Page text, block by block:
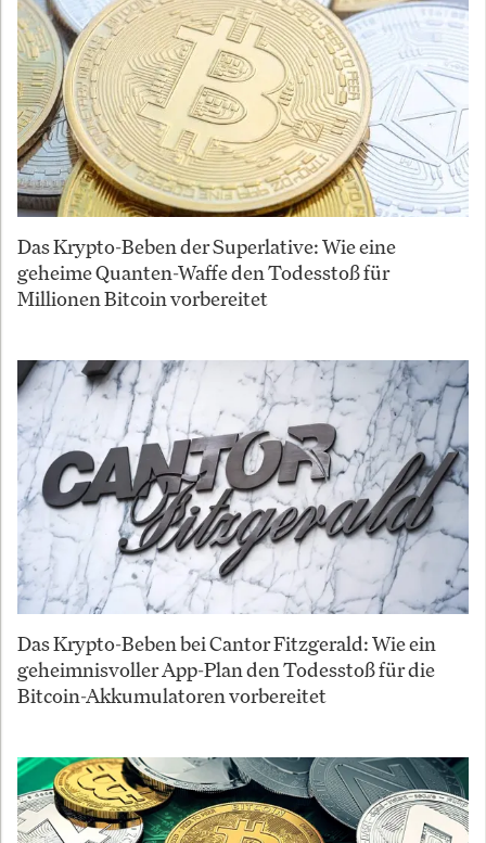
Das Krypto-Beben der Superlative: Wie eine
geheime Quanten-Waffe den Todesstoß für
Millionen Bitcoin vorbereitet
Das Krypto-Beben bei Cantor Fitzgerald: Wie ein
geheimnisvoller App-Plan den Todesstoß für die
Bitcoin-Akkumulatoren vorbereitet